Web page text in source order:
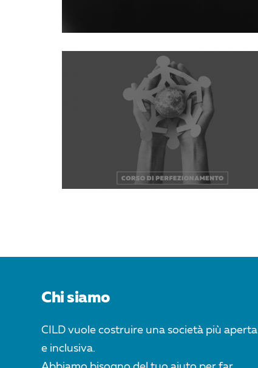
Chi siamo
CILD vuole costruire una società più aperta
e inclusiva.